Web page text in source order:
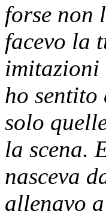
forse non
facevo la
imitazioni
ho sentito
solo
la scena.
nasceva
allenavo